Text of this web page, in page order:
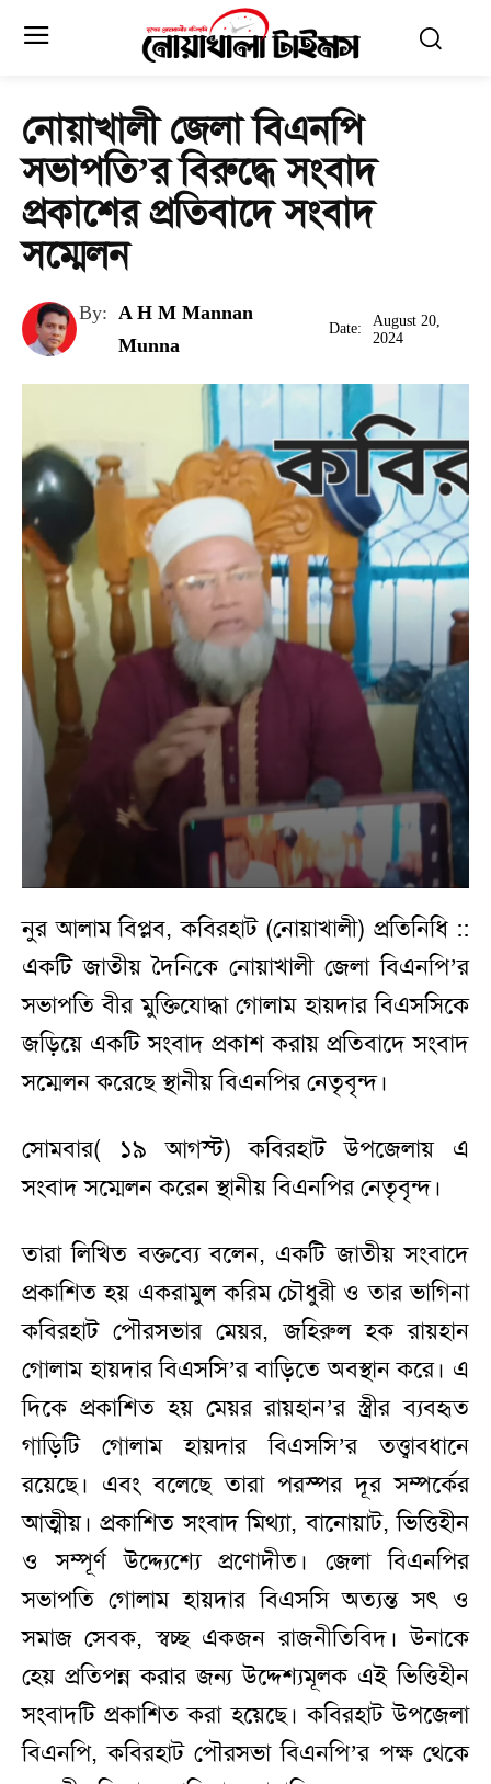
নোয়াখালী জেলা বিএনপি
সভাপতি’র বিরুদ্ধে সংবাদ
প্রকাশের প্রতিবাদে সংবাদ
সম্মেলন
By: A H M Mannan
Munna
Date:
August 20,
2024
নুর আলাম বিপ্লব, কবিরহাট (নোয়াখালী) প্রতিনিধি ::
একটি জাতীয় দৈনিকে নোয়াখালী জেলা বিএনপি’র
সভাপতি বীর মুক্তিযোদ্ধা গোলাম হায়দার বিএসসিকে
জড়িয়ে একটি সংবাদ প্রকাশ করায় প্রতিবাদে সংবাদ
সম্মেলন করেছে স্থানীয় বিএনপির নেতৃবৃন্দ।
সোমবার( ১৯ আগস্ট) কবিরহাট উপজেলায় এ
সংবাদ সম্মেলন করেন স্থানীয় বিএনপির নেতৃবৃন্দ।
তারা লিখিত বক্তব্যে বলেন, একটি জাতীয় সংবাদে
প্রকাশিত হয় একরামুল করিম চৌধুরী ও তার ভাগিনা
কবিরহাট পৌরসভার মেয়র, জহিরুল হক রায়হান
গোলাম হায়দার বিএসসি’র বাড়িতে অবস্থান করে। এ
দিকে প্রকাশিত হয় মেয়র রায়হান’র স্ত্রীর ব্যবহৃত
গাড়িটি গোলাম হায়দার বিএসসি’র তত্ত্বাবধানে
রয়েছে। এবং বলেছে তারা পরস্পর দূর সম্পর্কের
আত্মীয়। প্রকাশিত সংবাদ মিথ্যা, বানোয়াট, ভিত্তিহীন
ও সম্পূর্ণ উদ্দ্যেশ্যে প্রণোদীত। জেলা বিএনপির
সভাপতি গোলাম হায়দার বিএসসি অত্যন্ত সৎ ও
সমাজ সেবক, স্বচ্ছ একজন রাজনীতিবিদ। উনাকে
হেয় প্রতিপন্ন করার জন্য উদ্দেশ্যমূলক এই ভিত্তিহীন
সংবাদটি প্রকাশিত করা হয়েছে। কবিরহাট উপজেলা
বিএনপি, কবিরহাট পৌরসভা বিএনপি’র পক্ষ থেকে